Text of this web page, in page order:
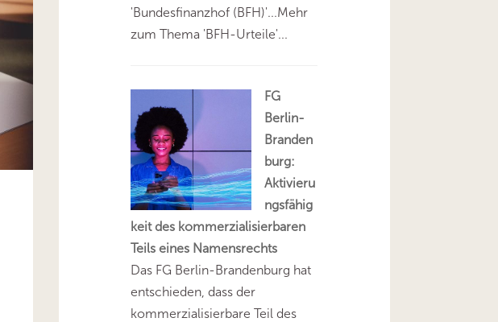
'Bundesfinanzhof (BFH)'...Mehr
zum Thema 'BFH-Urteile'...
FG
Berlin-
Branden
burg:
Aktivieru
ngsfähig
keit des kommerzialisierbaren
Teils eines Namensrechts
Das FG Berlin-Brandenburg hat
entschieden, dass der
kommerzialisierbare Teil des